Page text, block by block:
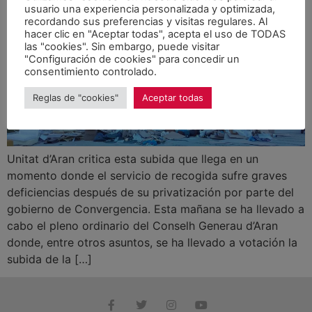
para 2017
Unitat d’Aran critica esta subida que llega en un
momento donde el servicio de recogida sufre graves
deficiencias después de su privatización por parte del
gobierno de Convergencia. Esta mañana se ha llevado a
cabo el pleno ordinario del Conselh Generau d’Aran
donde, entre otros asuntos, se ha llevado a votación la
subida de la […]
usuario una experiencia personalizada y optimizada,
recordando sus preferencias y visitas regulares. Al
hacer clic en "Aceptar todas", acepta el uso de TODAS
las "cookies". Sin embargo, puede visitar
"Configuración de cookies" para concedir un
consentimiento controlado.
Reglas de "cookies" Aceptar todas